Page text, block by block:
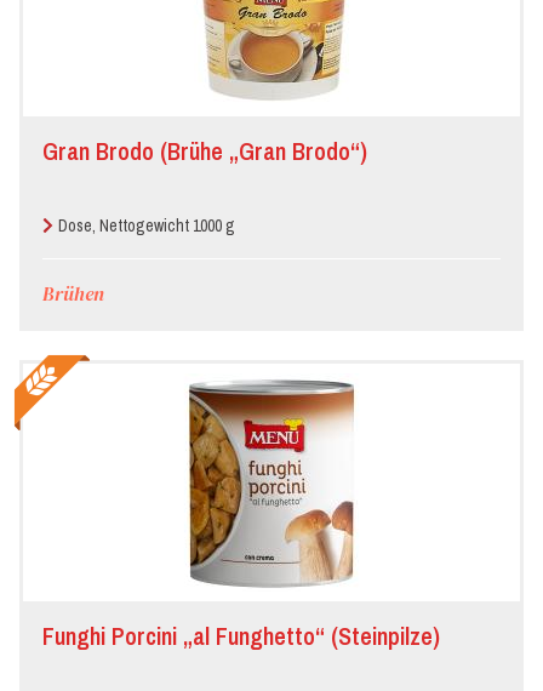
Gran Brodo (Brühe „Gran Brodo“)
Dose, Nettogewicht 1000 g
Brühen
Funghi Porcini „al Funghetto“ (Steinpilze)